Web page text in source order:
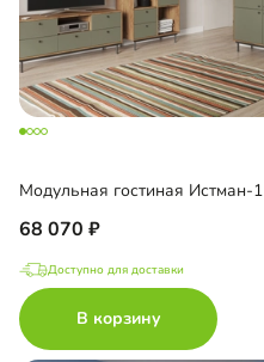
Модульная гостиная Истман-1
68 070
Доступно для доставки
В корзину